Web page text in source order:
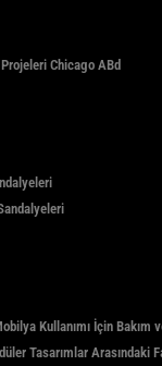
Chicago ABd
Kullanımı İçin Bakım
Tasarımlar Arasındaki